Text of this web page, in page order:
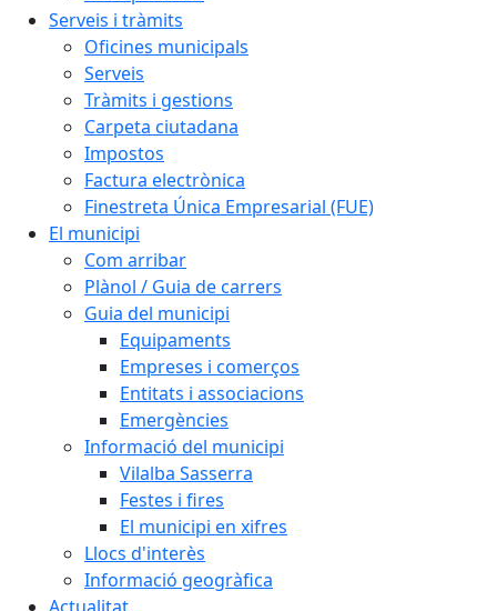
Serveis i tràmits
Oficines municipals
Serveis
Tràmits i gestions
Carpeta ciutadana
Impostos
Factura electrònica
Finestreta Única Empresarial (FUE)
El municipi
Com arribar
Plànol / Guia de carrers
Guia del municipi
Equipaments
Empreses i comerços
Entitats i associacions
Emergències
Informació del municipi
Vilalba Sasserra
Festes i fires
El municipi en xifres
Llocs d'interès
Informació geogràfica